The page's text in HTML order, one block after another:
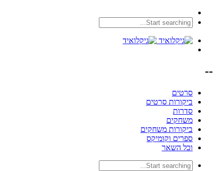
--
סרטים
ביקורות סרטים
סדרות
משחקים
ביקורות משחקים
ספרים וקומיקס
וכל השאר